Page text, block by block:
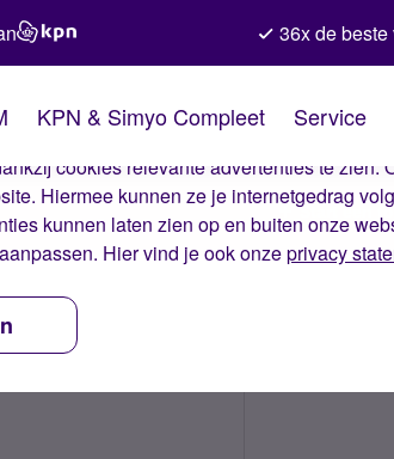
cookies zorgen wij ervoor dat je ervaring
cookies relevante advertenties te zien.
Hiermee kunnen ze je internetgedrag
kunnen laten zien op en buiten onze
Hier vind je ook onzeprivacy
36x de
KPN & Simyo Compleet Service
Start een